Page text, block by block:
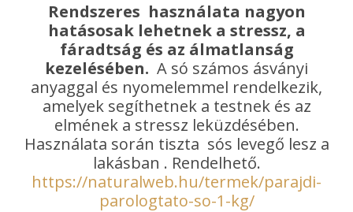
Rendszeres használata nagyon
hatásosak lehetnek a stressz, a
fáradtság és az álmatlanság
kezelésében. A só számos ásványi
anyaggal és nyomelemmel rendelkezik,
amelyek segíthetnek a testnek és az
elmének a stressz leküzdésében.
Használata során tiszta sós levegő lesz a
lakásban . Rendelhető.
https://naturalweb.hu/termek/parajdi-
parologtato-so-1-kg/